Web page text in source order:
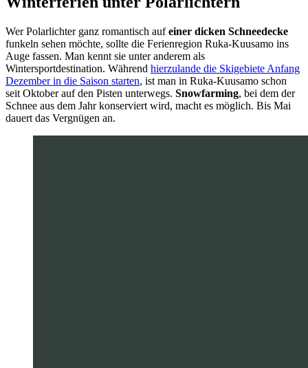
Wer Polarlichter ganz romantisch aufeiner dicken Schneedecke
funkeln sehen möchte, sollte die Ferienregion Ruka-Kuusamo ins
Auge fassen. Man kennt sie unter anderem als
Wintersportdestination. Während hierzulande die Skigebiete Anfang
Dezember in die Saison starten, ist man in Ruka-Kuusamo schon
seit Oktober auf den Pisten unterwegs. Snowfarming, bei dem der
Schnee aus dem Jahr konserviert wird, macht es möglich. Bis Mai
dauert das Vergnügen an.